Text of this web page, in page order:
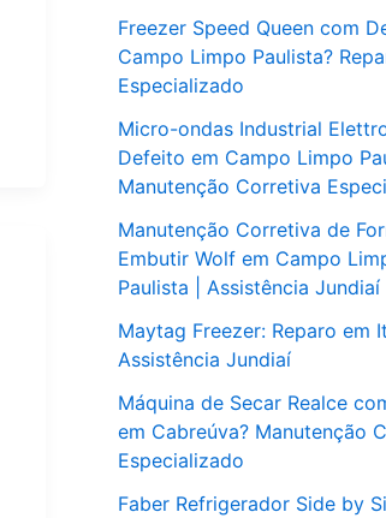
Freezer Speed Queen com
Campo Limpo Paulista?
Especializado
Micro-ondas Industrial
Defeito em Campo Limpo
Manutenção Corretiva
Manutenção Corretiva de
Embutir Wolf em Campo
Paulista | Assistência Jundiaí
Maytag Freezer: Reparo em
Assistência Jundiaí
Máquina de Secar Realce
em Cabreúva? Manutenção
Especializado
Faber Refrigerador Side by